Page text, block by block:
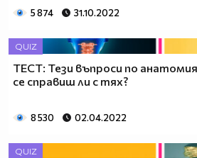
5 874 31.10.2022
QUIZ
ТЕСТ: Тези въпроси по
се справиш ли с тях?
8 530 02.04.2022
QUIZ